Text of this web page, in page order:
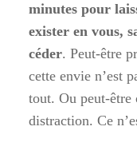
minutes pour
exister en vous,
céder. Peut-être
cette envie n’est
tout. Ou peut-être
distraction. Ce